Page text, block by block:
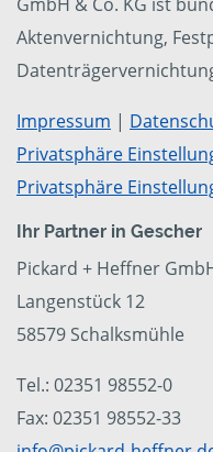
Aktenvernichtung,
Impressum |
Privatsphäre
Privatsphäre
Ihr Partner in Gescher
Pickard + Heffner
Langenstück 12
58579 Schalksmühle
Tel.: 02351 98552-0
Fax: 02351 98552-33